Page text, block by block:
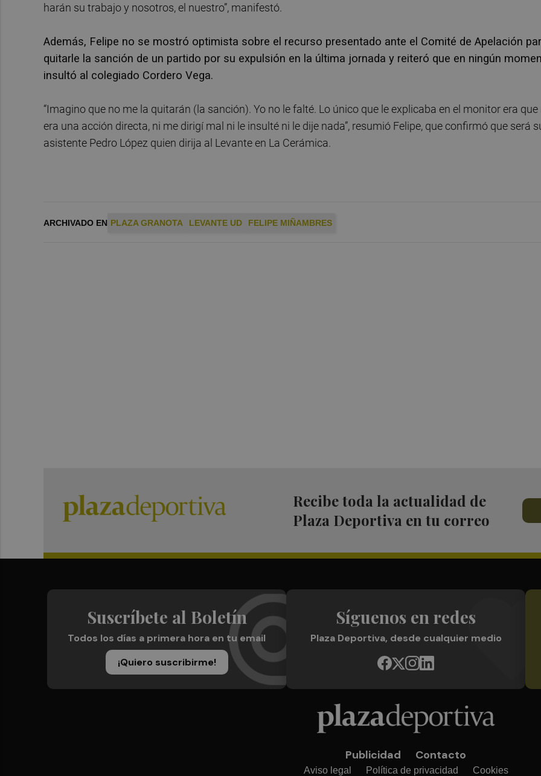
harán su trabajo y nosotros, el nuestro”, manifestó.
Además, Felipe no se mostró optimista sobre el recurso presentado ante el Comité de Apelación
quitarle la sanción de un partido por su expulsión en la última jornada y reiteró que en ningún
insultó al colegiado Cordero Vega.
“Imagino que no me la quitarán (la sanción). Yo no le falté. Lo único que le explicaba en el monitor era que
era una acción directa, ni me dirigí mal ni le insulté ni le dije nada”, resumió Felipe, que confirmó que será
asistente Pedro López quien dirija al Levante en La Cerámica.
ARCHIVADO EN PLAZA GRANOTA LEVANTE UD FELIPE MIÑAMBRES
Recibe toda la actualidad de
Plaza Deportiva en tu correo
Suscríbete al Boletín
Todos los días a primera hora en tu email
¡Quiero suscribirme!
Síguenos en redes
Plaza Deportiva, desde cualquier medio
Publicidad Contacto
Aviso legal Política de privacidad Cookies